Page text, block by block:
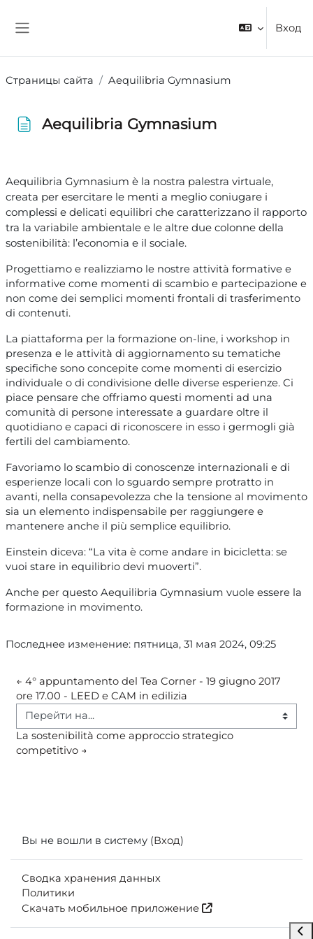
Вход
Страницы сайта Aequilibria Gymnasium
Aequilibria Gymnasium
Aequilibria Gymnasium è la nostra palestra virtuale,
creata per esercitare le menti a meglio coniugare i
complessi e delicati equilibri che caratterizzano il rapporto
tra la variabile ambientale e le altre due colonne della
sostenibilità: l’economia e il sociale.
Progettiamo e realizziamo le nostre attività formative e
informative come momenti di scambio e partecipazione e
non come dei semplici momenti frontali di trasferimento
di contenuti.
La piattaforma per la formazione on-line, i workshop in
presenza e le attività di aggiornamento su tematiche
specifiche sono concepite come momenti di esercizio
individuale o di condivisione delle diverse esperienze. Ci
piace pensare che offriamo questi momenti ad una
comunità di persone interessate a guardare oltre il
quotidiano e capaci di riconoscere in esso i germogli già
fertili del cambiamento.
Favoriamo lo scambio di conoscenze internazionali e di
esperienze locali con lo sguardo sempre protratto in
avanti, nella consapevolezza che la tensione al movimento
sia un elemento indispensabile per raggiungere e
mantenere anche il più semplice equilibrio.
Einstein diceva: “La vita è come andare in bicicletta: se
vuoi stare in equilibrio devi muoverti”.
Anche per questo Aequilibria Gymnasium vuole essere la
formazione in movimento.
Последнее изменение: пятница, 31 мая 2024, 09:25
← 4° appuntamento del Tea Corner - 19 giugno 2017
ore 17.00 - LEED e CAM in edilizia
Перейти на...
La sostenibilità come approccio strategico
competitivo →
Вы не вошли в систему (Вход)
Сводка хранения данных
Политики
Скачать мобильное приложение